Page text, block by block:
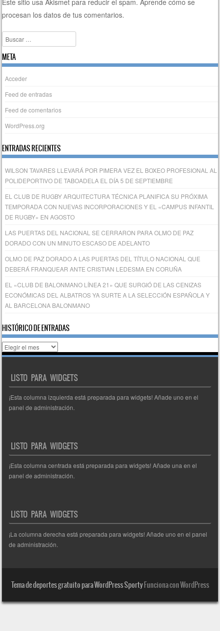
Este sitio usa Akismet para reducir el spam.Aprende cómo se
procesan los datos de tus comentarios.
Buscar
META
Acceder
Feed de entradas
Feed de comentarios
WordPress.org
ENTRADAS RECIENTES
WILSON TAVARES LLEVARÁ POR PIMERA VEZ EL BOXEO PROFESIONAL AL
POLIDEPORTIVO DE TABOADELA EL DÍA 5 DE SEPTIEMBRE
EL CLUB DE RUGBY ARQUITECTURA TÉCNICA PLANIFICA SU PRÓXIMA
TEMPORADA CON NUEVAS INCORPORACIONES Y EL «CAMPUS INFANTIL
DE RUGBY» EN AGOSTO
LAS PUERTAS DEL NACIONAL SE CERRARON PARA OLMO DE PAZ
DORADO CON UN MINUTO ESCASO DE ADELANTO
OLMO DE PAZ DORADO A LAS PUERTAS DEL TÍTULO NACIONAL QUE
DEBERÁ FRANQUEAR ANTE CRISTIAN LEDESMA EN CORUÑA
EL «CLUB DE BALONMANO LÍNEA 21» QUE SURGIÓ DE LAS CENIZAS
ECONÓMICAS DEL ALBATROS YA SURTE A LA SELECCIÓN ESPAÑOLA Y
AL BARCELONA BALONMANO
HISTÓRICO DE ENTRADAS
Histórico
de
LISTO PARA WIDGETS
¡Esta columna izquierda está preparada para widgets! Añade uno en el
panel de administración.
LISTO PARA WIDGETS
¡Esta columna centrada está preparada para widgets! Añade una en el
panel de administración.
LISTO PARA WIDGETS
¡La columna derecha está preparada para widgets! Añade uno en el panel
de administración.
Tema de deportes gratuito para WordPress SportyFunciona con WordPress